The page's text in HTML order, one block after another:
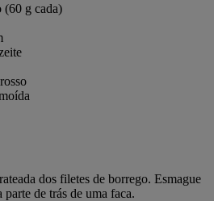
(60 g cada)
dos filetes de borrego. Esmague
de trás de uma faca.